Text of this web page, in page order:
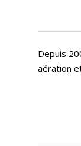
Depuis
aération